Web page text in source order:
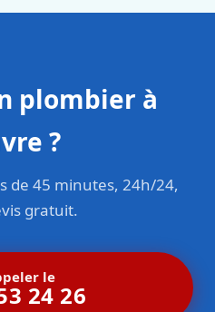
plombier à
?
de 45 minutes, 24h/24,
gratuit.
le
24 26